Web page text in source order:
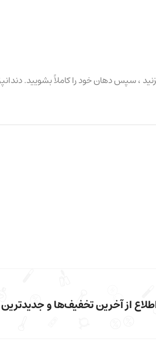
از آخرین تخفیف‌ها و جدیدترین